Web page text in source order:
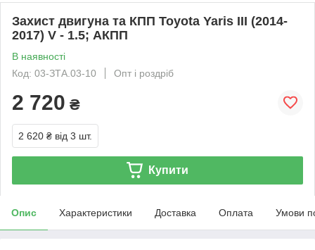
Захист двигуна та КПП Toyota Yaris III (2014-
2017) V - 1.5; АКПП
В наявності
Код: 03-ЗТА.03-10
Опт і роздріб
2 720 ₴
2 620 ₴ від 3 шт.
Купити
Опис Характеристики Доставка Оплата Умови